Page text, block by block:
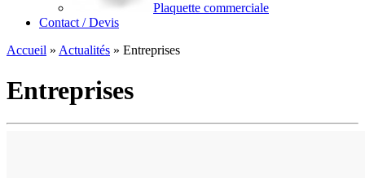
Plaquette commerciale
Contact / Devis
Accueil » Actualités » Entreprises
Entreprises